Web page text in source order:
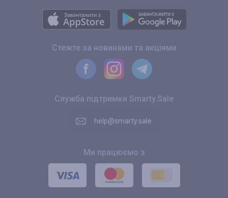
Стежте за новинами та акціями
Служба підтримки Smarty.Sale
help@smarty.sale
Ми працюємо з